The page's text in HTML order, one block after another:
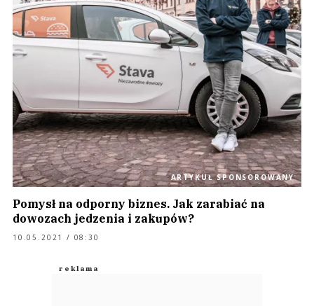
ARTYKUŁ SPONSOROWANY
Pomysł na odporny biznes. Jak zarabiać na
dowozach jedzenia i zakupów?
10.05.2021 / 08:30